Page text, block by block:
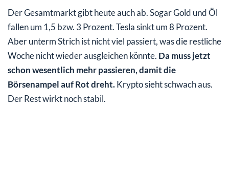
Der Gesamtmarkt gibt heute auch ab. Sogar Gold und Öl
fallen um 1,5 bzw. 3 Prozent. Tesla sinkt um 8 Prozent.
Aber unterm Strich ist nicht viel passiert, was die restliche
Woche nicht wieder ausgleichen könnte. Da muss jetzt
schon wesentlich mehr passieren, damit die
Börsenampel auf Rot dreht.Krypto sieht schwach aus.
Der Rest wirkt noch stabil.